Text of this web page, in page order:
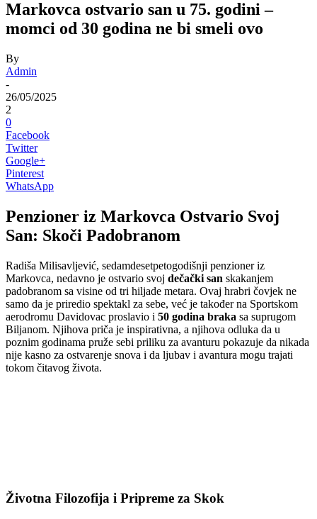
Markovca ostvario san u 75. godini –
momci od 30 godina ne bi smeli ovo
By
Admin
-
26/05/2025
2
0
Facebook
Twitter
Google+
Pinterest
WhatsApp
Penzioner iz Markovca Ostvario Svoj
San: Skoči Padobranom
Radiša Milisavljević, sedamdesetpetogodišnji penzioner iz
Markovca, nedavno je ostvario svoj dečački san skakanjem
padobranom sa visine od tri hiljade metara. Ovaj hrabri čovjek ne
samo da je priredio spektakl za sebe, već je također na Sportskom
aerodromu Davidovac proslavio i 50 godina braka sa suprugom
Biljanom. Njihova priča je inspirativna, a njihova odluka da u
poznim godinama pruže sebi priliku za avanturu pokazuje da nikada
nije kasno za ostvarenje snova i da ljubav i avantura mogu trajati
tokom čitavog života.
Životna Filozofija i Pripreme za Skok